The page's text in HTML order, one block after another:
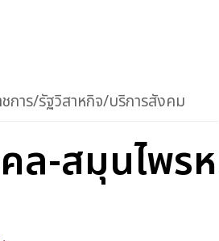
การ/รัฐวิสาหกิจ/บริการสังคม
ล-สมุนไพร